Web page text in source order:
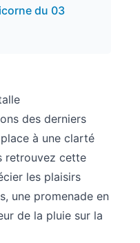
du 03
des derniers
à une clarté
retrouvez cette
les plaisirs
une promenade en
de la pluie sur la